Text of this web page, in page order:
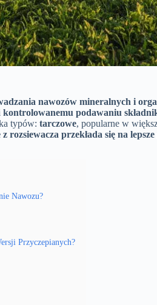
nawozów mineralnych i
kontrolowanemu podawaniu
typów: tarczowe, popularne w
rozsiewacza przekłada się na
Nawozu?
Przyczepianych?